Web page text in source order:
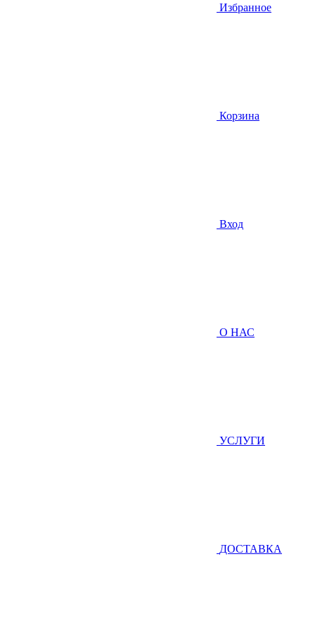
Избранное
Корзина
Вход
О НАС
УСЛУГИ
ДОСТАВКА